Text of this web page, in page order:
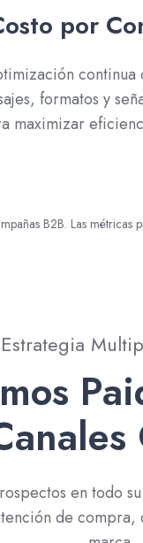
por
continua
formatos y
maximizar
B2B. Las
Estrategia
en todo
de